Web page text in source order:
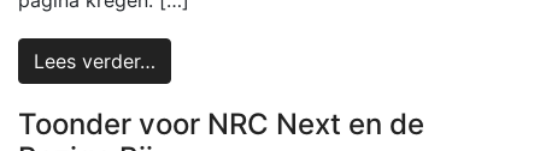
Lees verder…
Toonder voor NRC Next en de